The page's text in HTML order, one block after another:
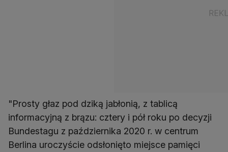
"Prosty głaz pod dziką jabłonią, z tablicą
informacyjną z brązu: cztery i pół roku po decyzji
Bundestagu z października 2020 r. w centrum
Berlina uroczyście odsłonięto miejsce pamięci